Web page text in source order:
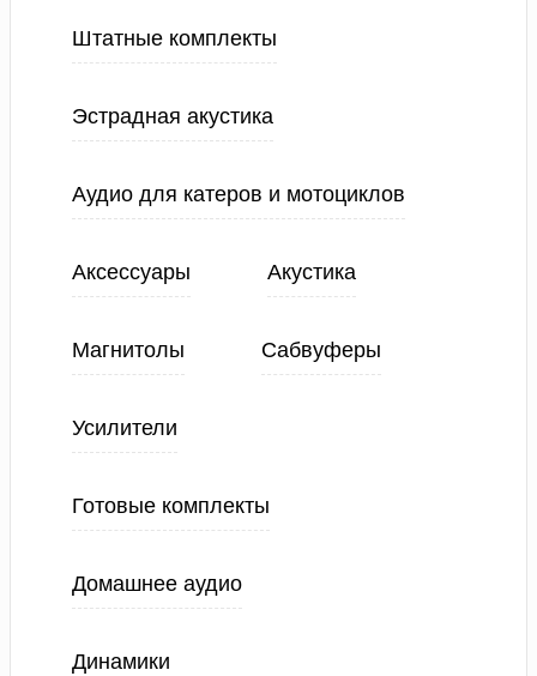
Штатные комплекты
Эстрадная акустика
Аудио для катеров и мотоциклов
Аксессуары Акустика
Магнитолы Сабвуферы
Усилители
Готовые комплекты
Домашнее аудио
Динамики